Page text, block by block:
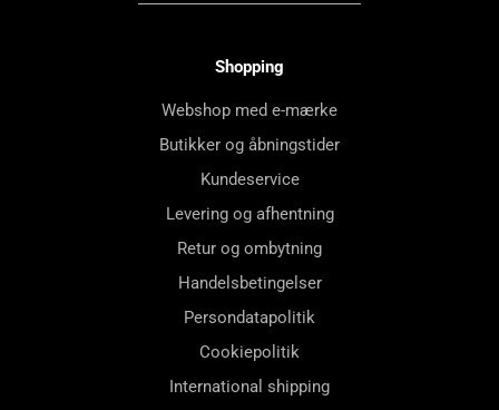
Shopping
Webshop med e-mærke
Butikker og åbningstider
Kundeservice
Levering og afhentning
Retur og ombytning
Handelsbetingelser
Persondatapolitik
Cookiepolitik
International shipping